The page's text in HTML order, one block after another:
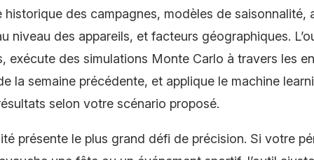
historique des campagnes, modèles de saisonnalité,
niveau des appareils, et facteurs géographiques.
exécute des simulations Monte Carlo à travers les
la semaine précédente, et applique le machine
selon votre scénario proposé.
présente le plus grand défi de précision. Si votre